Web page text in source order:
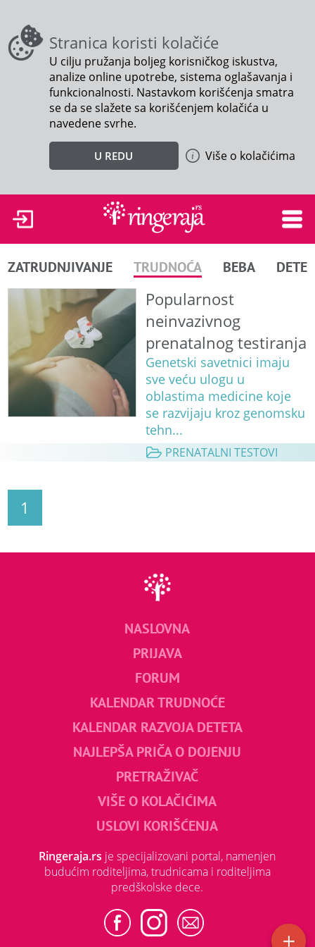
Stranica koristi kolačiće
U cilju pružanja boljeg korisničkog iskustva,
analize online upotrebe, sistema oglašavanja i
funkcionalnosti. Nastavkom korišćenja smatra
se da se slažete sa korišćenjem kolačića u
navedene svrhe.
U REDU Više o kolačićima
ZATRUDNJIVANJE TRUDNOĆA BEBA DETE
Popularnost
neinvazivnog
prenatalnog testiranja
Genetski savetnici imaju
sve veću ulogu u
oblastima medicine koje
se razvijaju kroz genomsku
tehn...
PRENATALNI TESTOVI
1
NASLOVNA
PRIJAVA
FORUM
KALENDAR TRUDNOĆE
KALENDAR RAZVOJA DETETA
NAJLEPŠA PRIČA O DOJENJU
PRETRAŽIVAČ
VIŠE O KOLAČIĆIMA
USLOVI KORIŠĆENJA
Ringeraja.rs je specijalizovani portal, namenjen
budućim roditeljima, trudnicama i roditeljima
predškolske dece.